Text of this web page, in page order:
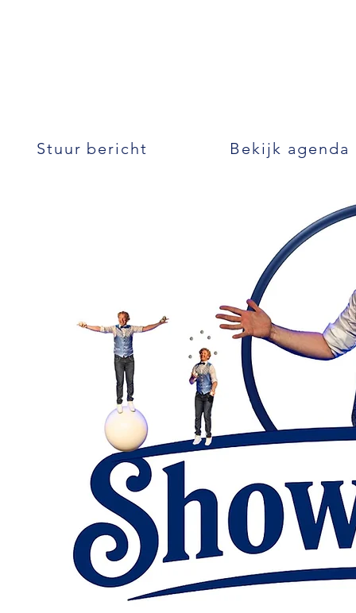
Stuur bericht Bekijk agenda